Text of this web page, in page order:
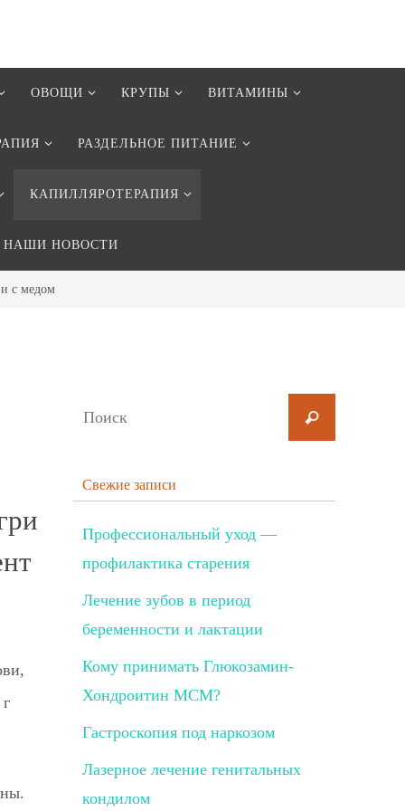
ОВОЩИ КРУПЫ ВИТАМИНЫ
РАЗДЕЛЬНОЕ ПИТАНИЕ
КАПИЛЛЯРОТЕРАПИЯ
НАШИ НОВОСТИ
с медом
Свежие записи
Профессиональный уход —
профилактика старения
Лечение зубов в период
беременности и лактации
Кому принимать Глюкозамин-
Хондроитин МСМ?
Гастроскопия под наркозом
Лазерное лечение генитальных
кондилом